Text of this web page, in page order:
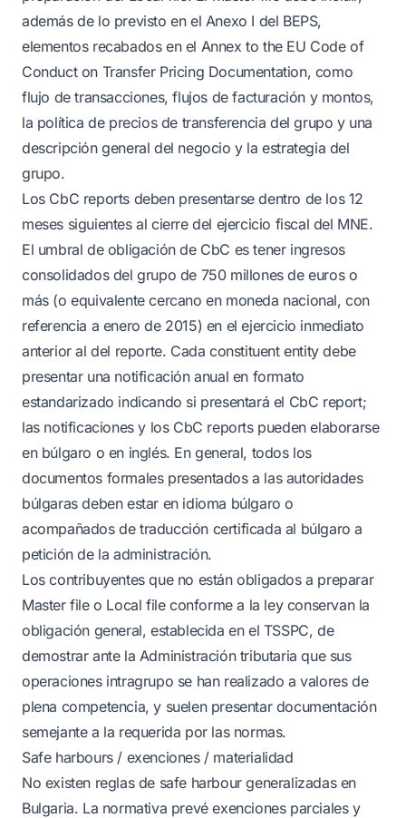
además de lo previsto en el Anexo I del BEPS,
elementos recabados en el Annex to the EU Code of
Conduct on Transfer Pricing Documentation, como
flujo de transacciones, flujos de facturación y montos,
la política de precios de transferencia del grupo y una
descripción general del negocio y la estrategia del
grupo.
Los CbC reports deben presentarse dentro de los 12
meses siguientes al cierre del ejercicio fiscal del MNE.
El umbral de obligación de CbC es tener ingresos
consolidados del grupo de 750 millones de euros o
más (o equivalente cercano en moneda nacional, con
referencia a enero de 2015) en el ejercicio inmediato
anterior al del reporte. Cada constituent entity debe
presentar una notificación anual en formato
estandarizado indicando si presentará el CbC report;
las notificaciones y los CbC reports pueden elaborarse
en búlgaro o en inglés. En general, todos los
documentos formales presentados a las autoridades
búlgaras deben estar en idioma búlgaro o
acompañados de traducción certificada al búlgaro a
petición de la administración.
Los contribuyentes que no están obligados a preparar
Master file o Local file conforme a la ley conservan la
obligación general, establecida en el TSSPC, de
demostrar ante la Administración tributaria que sus
operaciones intragrupo se han realizado a valores de
plena competencia, y suelen presentar documentación
semejante a la requerida por las normas.
Safe harbours / exenciones / materialidad
No existen reglas de safe harbour generalizadas en
Bulgaria. La normativa prevé exenciones parciales y